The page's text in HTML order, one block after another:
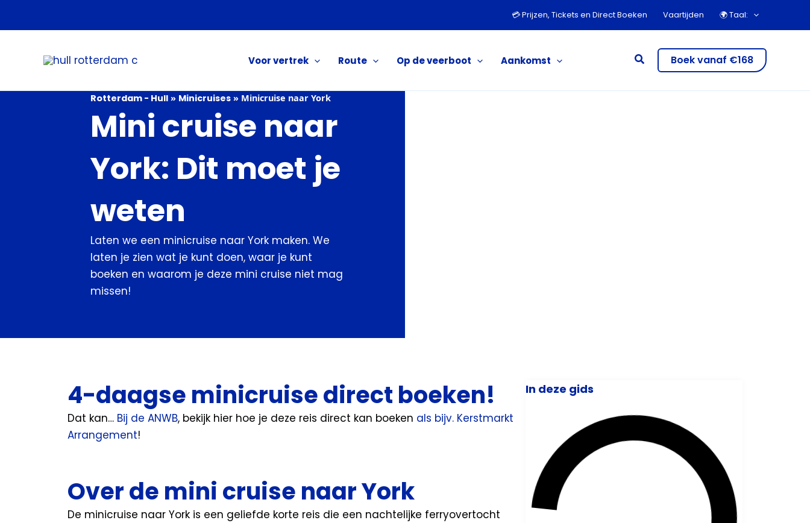
💳 Prijzen, Tickets en Direct Boeken Vaartijden 🌍︎ Taal:
Voor vertrek Route Op de veerboot Aankomst ZoekenBoek vanaf €168
Rotterdam - Hull » Minicruises » Minicruise naar York
Mini cruise naar
York: Dit moet je
weten
Laten we een minicruise naar York maken. We
laten je zien wat je kunt doen, waar je kunt
boeken en waarom je deze mini cruise niet mag
missen!
4-daagse minicruise direct boeken!
Dat kan… Bij de ANWB, bekijk hier hoe je deze reis direct kan boeken als bijv. Kerstmarkt
Arrangement!
Over de mini cruise naar York
De minicruise naar York is een geliefde korte reis die een nachtelijke ferryovertocht
In deze gids